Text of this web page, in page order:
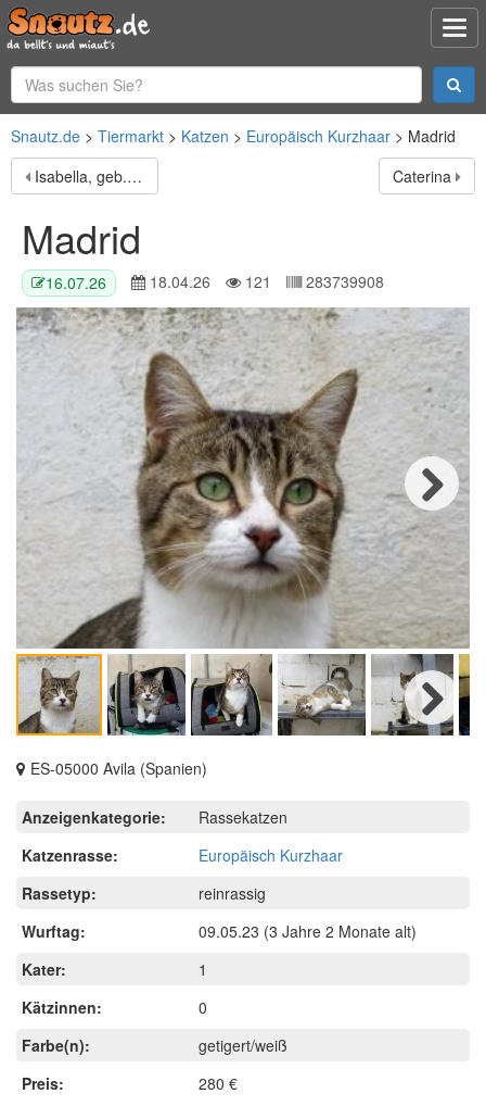
Snautz.de Tiermarkt Katzen Europäisch Kurzhaar
Madrid
Isabella, geb. ca. 01/2022, lebt in GRIECHENLAND, auf einer privaten Pflegestelle
Caterina
Madrid
16.07.26 18.04.26 121 283739908
Next
Next
ES-05000 Avila (Spanien)
Anzeigenkategorie:
Rassekatzen
Katzenrasse:
Europäisch Kurzhaar
Rassetyp:
reinrassig
Wurftag:
09.05.23 (3 Jahre 2 Monate alt)
Kater:
1
Kätzinnen:
0
Farbe(n):
getigert/weiß
Preis:
280 €